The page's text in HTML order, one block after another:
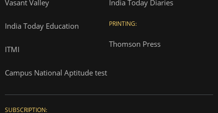
Vasant Valley
India Today Education
ITMI
Campus National Aptitude test
India Today Diaries
PRINTING:
Thomson Press
SUBSCRIPTION: